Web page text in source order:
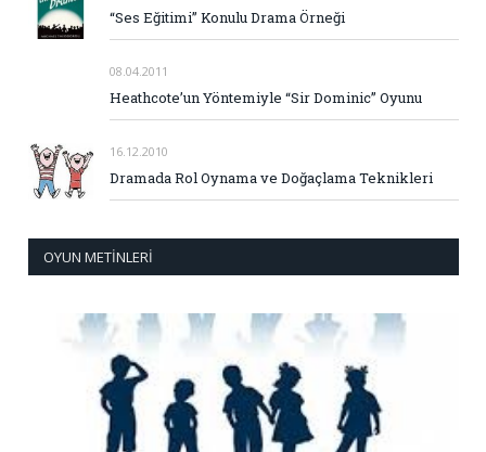
“Ses Eğitimi” Konulu Drama Örneği
08.04.2011
Heathcote’un Yöntemiyle “Sir Dominic” Oyunu
16.12.2010
Dramada Rol Oynama ve Doğaçlama Teknikleri
OYUN METINLERI